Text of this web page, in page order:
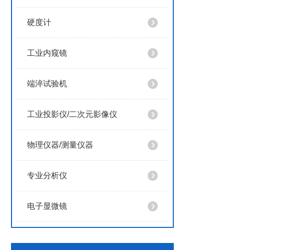
硬度计
工业内窥镜
端淬试验机
工业投影仪/二次元影像仪
物理仪器/测量仪器
专业分析仪
电子显微镜